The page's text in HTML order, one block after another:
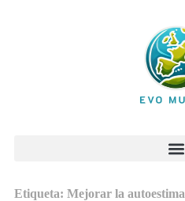
Etiqueta: Mejorar la autoestima